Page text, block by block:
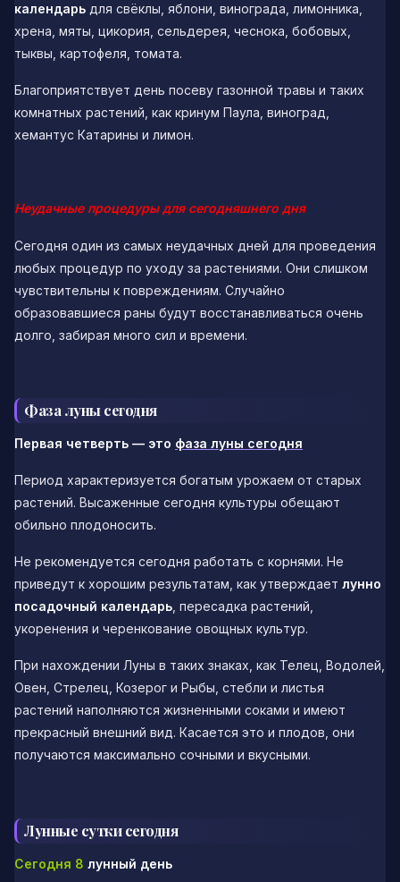
календарь для свёклы, яблони, винограда, лимонника,
хрена, мяты, цикория, сельдерея, чеснока, бобовых,
тыквы, картофеля, томата.
Благоприятствует день посеву газонной травы и таких
комнатных растений, как кринум Паула, виноград,
хемантус Катарины и лимон.
Неудачные процедуры для сегодняшнего дня
Сегодня один из самых неудачных дней для проведения
любых процедур по уходу за растениями. Они слишком
чувствительны к повреждениям. Случайно
образовавшиеся раны будут восстанавливаться очень
долго, забирая много сил и времени.
Фаза луны сегодня
Первая четверть — это фаза луны сегодня
Период характеризуется богатым урожаем от старых
растений. Высаженные сегодня культуры обещают
обильно плодоносить.
Не рекомендуется сегодня работать с корнями. Не
приведут к хорошим результатам, как утверждает лунно
посадочный календарь , пересадка растений,
укоренения и черенкование овощных культур.
При нахождении Луны в таких знаках, как Телец, Водолей,
Овен, Стрелец, Козерог и Рыбы, стебли и листья
растений наполняются жизненными соками и имеют
прекрасный внешний вид. Касается это и плодов, они
получаются максимально сочными и вкусными.
Лунные сутки сегодня
Сегодня 8 лунный день